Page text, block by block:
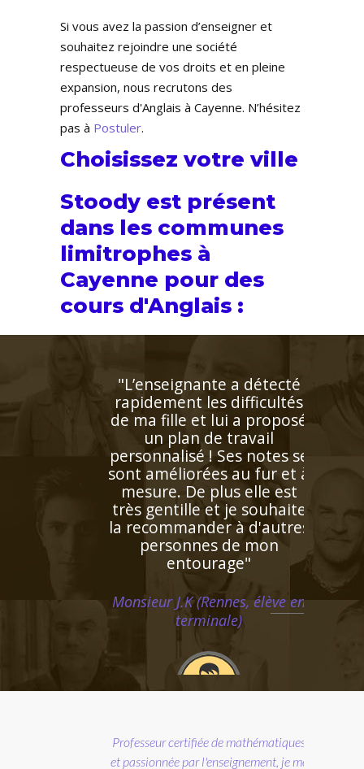
Si vous avez la passion d’enseigner et
souhaitez rejoindre une société
respectueuse de vos droits et en pleine
expansion, nous recrutons des
professeurs d'Anglais à Cayenne. N’hésitez
pas à Postuler.
Choisissez votre ville
Stoody est présent
dans les communes
limitrophes à
Cayenne pour des
cours d'Anglais :
a détecté
les difficultés
fille et lui a proposé
! Ses notes se
au fur et à
De plus elle est
et je souhaite
à d'autres
de mon
entourage"
J.K (Rennes, élève en
bon contact, identifie
ce qui facilite
l'apprentissage.
certifiée de mathématiques
par l'enseignement, je me